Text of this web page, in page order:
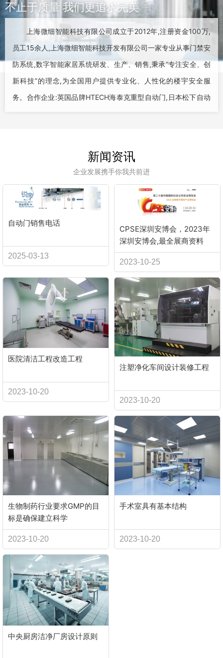
不止于质量 我们更追求完美
上海微细智能科技有限公司成立于2012年,注册资金100万,
员工15余人,上海微细智能科技开发有限公司一家专业从事门禁安
防系统,数字智能家居系统研发、生产、销售,秉承“专注安全、创
新科技”的理念,为全国用户提供专业化、人性化的楼宇安全服
务。合作企业:英国品牌HTECH海泰克重型自动门,日本松下自动
新闻资讯
企业发展携手你我共前进
自动门销售电话
2025-03-13
CPSE深圳安博会，2023年
深圳安博会,最全展商资料
2023-10-25
医院清洁工程改造工程
2023-10-20
注塑净化车间设计装修工程
2023-10-20
生物制药行业要求GMP的目
标是确保建立科学
2023-10-20
手术室具有基本结构
2023-10-20
中央厨房洁净厂房设计原则